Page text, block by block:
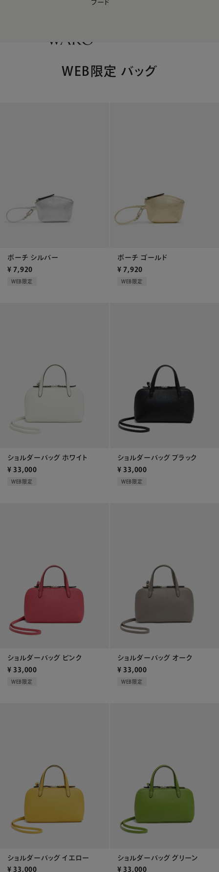
【会員様限定】夏のプレゼントキャンペーン開催中
フード
WEB限定 バッグ
ポーチ シルバー
¥ 7,920
WEB限定
ポーチ ゴールド
¥ 7,920
WEB限定
ショルダーバッグ ホワイト
¥ 33,000
WEB限定
ショルダーバッグ ブラック
¥ 33,000
WEB限定
ショルダーバッグ ピンク
¥ 33,000
WEB限定
ショルダーバッグ オーク
¥ 33,000
WEB限定
ショルダーバッグ イエロー
¥ 33,000
ショルダーバッグ グリーン
¥ 33,000